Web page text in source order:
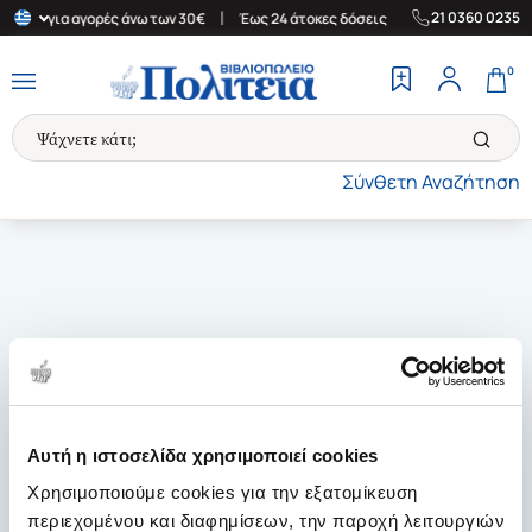
Αυτή η ιστοσελίδα χρησιμοποιεί cookies
Χρησιμοποιούμε cookies για την εξατομίκευση
περιεχομένου και διαφημίσεων, την παροχή λειτουργιών
για αγορές άνω των 30€ Έως 24 άτοκες δόσεις | Δωρεάν
21 0360 0235
Σύνθετη Αναζήτηση
0